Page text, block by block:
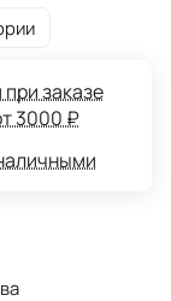
заказе
3000 ₽